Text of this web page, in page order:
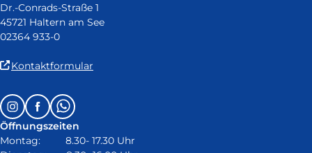
Dr.-Conrads-Straße 1
45721 Haltern am See
02364 933-0
Kontaktformular
in
Follow
us
on:
InstagramFacebookWhatsapp
Öffnungszeiten
Montag: 8.30- 17.30 Uhr